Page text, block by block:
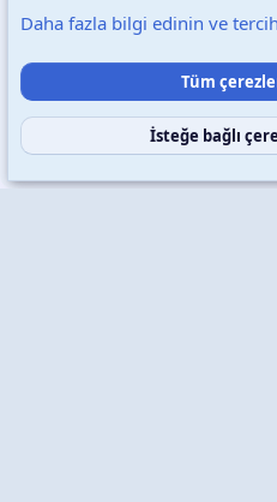
Destek talepleri Bize ulaşın
Gizlilik politikası Yardım
Copyright © 2026
Daha fazla bilgi edinin ve
Tüm
İsteğe bağlı